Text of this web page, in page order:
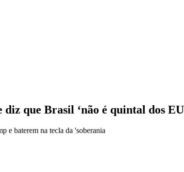
que Brasil ‘não é quintal dos
e baterem na tecla da 'soberania